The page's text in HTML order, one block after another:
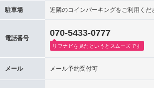
駐車場 近隣のコインパーキングをご利用くだ
電話番号
070-5433-0777
リフナビを見たというとスムーズです
メール メール予約受付可